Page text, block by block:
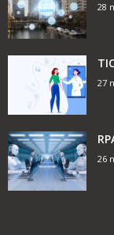
28
27
26